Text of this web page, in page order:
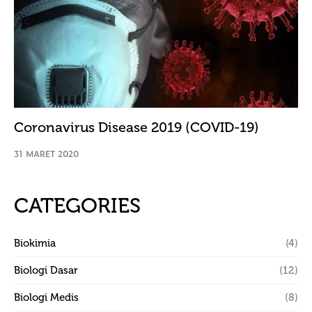
Coronavirus Disease 2019 (COVID-19)
31 MARET 2020
CATEGORIES
Biokimia (4)
Biologi Dasar (12)
Biologi Medis (8)